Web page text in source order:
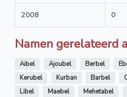
2008 0
Namen gerelateerd
Aibel Ajoubel Berbel
Kerubel
Kurban Barbel
Libel
Maebel Mehetabel